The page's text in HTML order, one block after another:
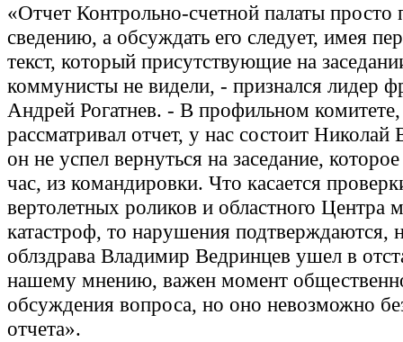
«Отчет Контрольно-счетной палаты просто
сведению, а обсуждать его следует, имея
текст, который присутствующие на
коммунисты не видели, - признался лидер
Андрей Рогатнев. - В профильном
рассматривал отчет, у нас состоит
он не успел вернуться на заседание,
час, из командировки. Что касается
вертолетных роликов и областного Центра
катастроф, то нарушения подтверждаются,
облздрава Владимир Ведринцев ушел в
нашему мнению, важен момент
обсуждения вопроса, но оно невозможно
отчета».